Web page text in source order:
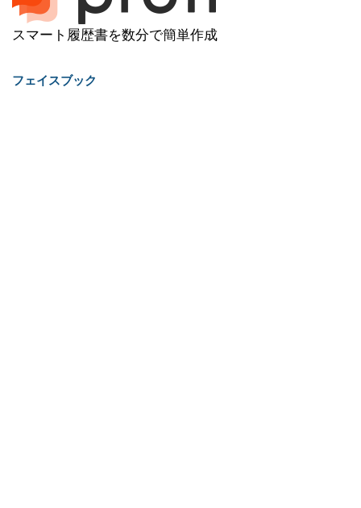
スマート履歴書を数分で簡単作成
フェイスブック